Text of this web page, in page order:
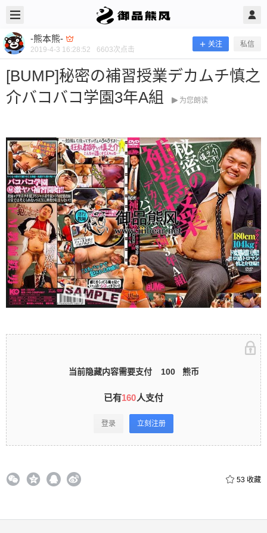
-熊本熊-
2019-4-3 16:28:52 6603次点击
关注 私信
[BUMP]秘密の補習授業デカムチ慎之
介バコバコ学園3年A組
为您朗读
当前隐藏内容需要支付 100 熊币
已有160人支付
登录 立刻注册
53 收藏
-熊本熊- @ 御品熊风 2019/4/03
[BUMP]秘密の補習授業デカムチ慎之
介バコバコ学園3年A組
当前隐藏内容需要支付100熊币 已有160人支付 登
录立刻注册 0 收藏